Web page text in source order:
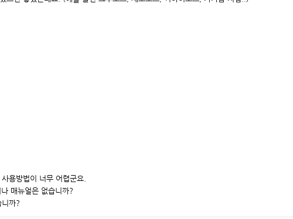
용방법이 너무 어렵군요.
매뉴얼은 없습니까?
까?